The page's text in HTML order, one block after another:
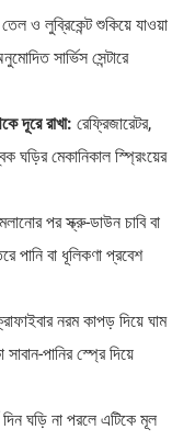
ও লুব্রিকেন্ট শুকিয়ে যাওয়া
সার্ভিস সেন্টারে
দূরে রাখা: রেফ্রিজারেটর,
ঘড়ির মেকানিকাল স্প্রিংয়ের
পর স্ক্রু-ডাউন চাবি বা
পানি বা ধূলিকণা প্রবেশ
নরম কাপড় দিয়ে ঘাম
পানির স্প্রে দিয়ে
দিন ঘড়ি না পরলে এটিকে মূল